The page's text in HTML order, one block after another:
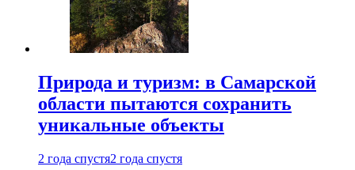
Природа и туризм: в Самарской
области пытаются сохранить
уникальные объекты
2 года спустя2 года спустя